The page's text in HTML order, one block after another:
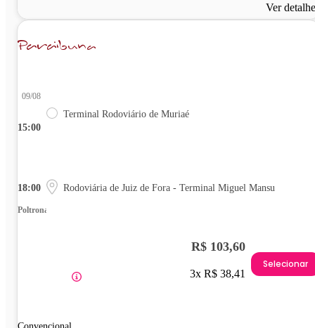
Ver
15:00
09/08
Terminal Rodoviário de Muriaé
18:00 Rodoviária de Juiz de Fora - Terminal Miguel Mansu
Poltrona
R$ 103,60
3x R$ 38,41
Selecionar